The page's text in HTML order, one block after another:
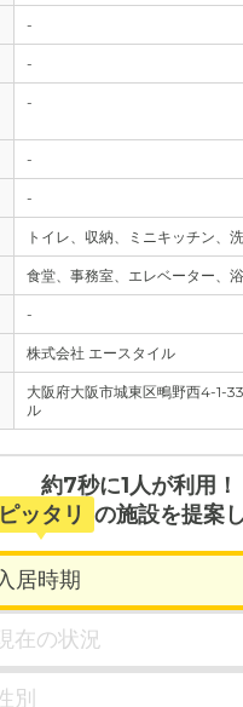
-
-
-
-
-
トイレ、収納、ミニキッチン、
食堂、事務室、エレベーター、
-
株式会社 エースタイル
大阪府大阪市城東区鴫野西4-1-
ル
約7秒に1人が利用！
ピッタリ の施設を提案